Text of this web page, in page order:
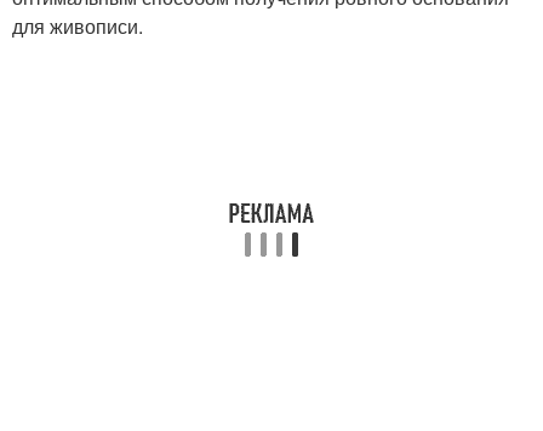
для живописи.